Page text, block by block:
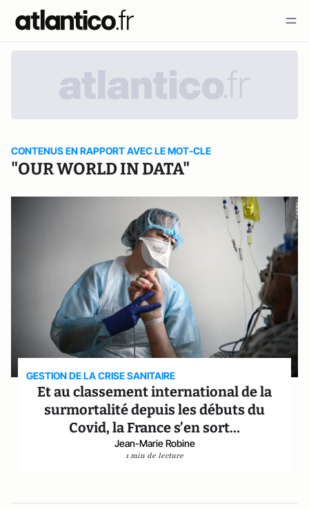
CONTENUS EN RAPPORT AVEC LE MOT-CLE
"OUR WORLD IN DATA"
GESTION DE LA CRISE SANITAIRE
Et au classement international de la
surmortalité depuis les débuts du
Covid, la France s’en sort…
Jean-Marie Robine
1 min de lecture